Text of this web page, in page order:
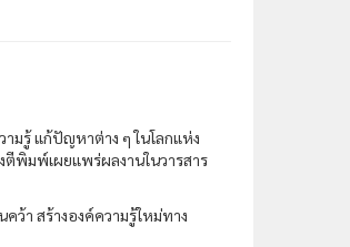
มรู้ แก้ปัญหาต่าง ๆ ในโลกแห่ง
ตีพิมพ์เผยแพร่ผลงานในวารสาร
ว้า สร้างองค์ความรู้ใหม่ทาง